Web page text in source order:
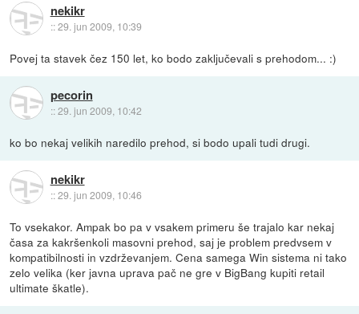
nekikr
::29. jun 2009, 10:39
Povej ta stavek čez 150 let, ko bodo zaključevali s prehodom... :)
pecorin
::29. jun 2009, 10:42
ko bo nekaj velikih naredilo prehod, si bodo upali tudi drugi.
nekikr
::29. jun 2009, 10:46
To vsekakor. Ampak bo pa v vsakem primeru še trajalo kar nekaj
časa za kakršenkoli masovni prehod, saj je problem predvsem v
kompatibilnosti in vzdrževanjem. Cena samega Win sistema ni tako
zelo velika (ker javna uprava pač ne gre v BigBang kupiti retail
ultimate škatle).